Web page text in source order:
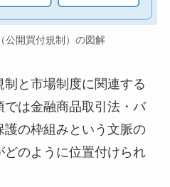
公開買付規制）の図解
と市場制度に関連する
では金融商品取引法・バ
の枠組みという文脈の
のように位置付けられ